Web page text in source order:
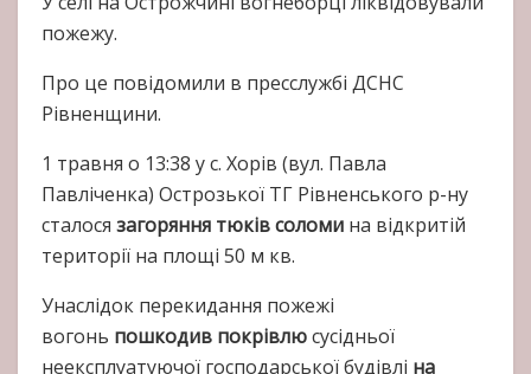
пожежу.
Про це повідомили в пресслужбі ДСНС
Рівненщини.
1 травня о 13:38 у с. Хорів (вул. Павла
Павліченка) Острозької ТГ Рівненського р-ну
сталося загоряння тюків соломи на відкритій
території на площі 50 м кв.
Унаслідок перекидання пожежі
вогонь пошкодив покрівлюсусідньої
неексплуатуючої господарської будівлі на